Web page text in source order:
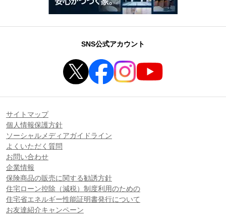
SNS公式アカウント
サイトマップ
個人情報保護方針
ソーシャルメディアガイドライン
よくいただく質問
お問い合わせ
企業情報
保険商品の販売に関する勧誘方針
住宅ローン控除（減税）制度利用のための
住宅省エネルギー性能証明書発行について
お友達紹介キャンペーン